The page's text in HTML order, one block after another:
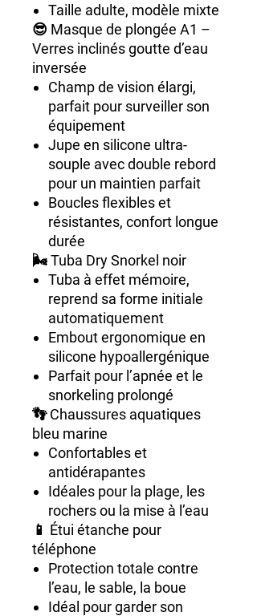
Taille adulte, modèle mixte
😎 Masque de plongée A1 –
Verres inclinés goutte d’eau
inversée
Champ de vision élargi,
parfait pour surveiller son
équipement
Jupe en silicone ultra-
souple avec double rebord
pour un maintien parfait
Boucles flexibles et
résistantes, confort longue
durée
🌬️Tuba Dry Snorkel noir
Tuba à effet mémoire,
reprend sa forme initiale
automatiquement
Embout ergonomique en
silicone hypoallergénique
Parfait pour l’apnée et le
snorkeling prolongé
👣Chaussures aquatiques
bleu marine
Confortables et
antidérapantes
Idéales pour la plage, les
rochers ou la mise à l’eau
📱 Étui étanche pour
téléphone
Protection totale contre
l’eau, le sable, la boue
Idéal pour garder son